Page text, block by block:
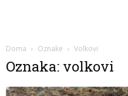
Doma Oznake Volkovi
Oznaka: volkovi